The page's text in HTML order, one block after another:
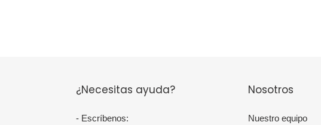
¿Necesitas ayuda?
- Escríbenos:
Nosotros
Nuestro equipo